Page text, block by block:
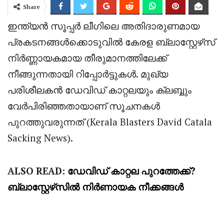
Share
ഇന്ത്യൻ സൂപ്പർ ലീഗിലെ അതിദാരുണമായ
പ്രകടനങ്ങൾക്കൊടുവിൽ കേരള ബ്ലാസ്റ്റേഴ്‌സ്
നിർണ്ണായകമായ തീരുമാനത്തിലേക്ക്
നീങ്ങുന്നതായി റിപ്പോർട്ടുകൾ. മുഖ്യ
പരിശീലകൻ ഡേവിഡ് കാറ്റലയും ക്ലബ്ബും
വേർപിരിഞ്ഞതായാണ് സൂചനകൾ
പുറത്തുവരുന്നത് (Kerala Blasters David Catala
Sacking News).
ALSO READ: ഡേവിഡ് കാറ്റല പുറത്തേക്ക്?
ബ്ലാസ്റ്റേഴ്‌സിൽ നിർണായക നീക്കങ്ങൾ